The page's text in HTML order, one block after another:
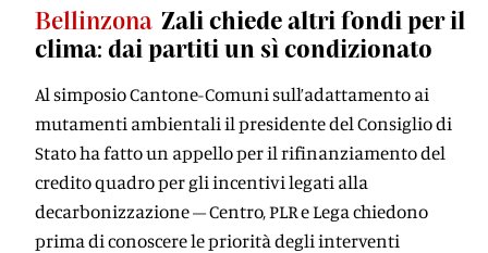
Bellinzona Zali chiede altri fondi per il
clima: dai partiti un sì condizionato
Al simposio Cantone-Comuni sull’adattamento ai
mutamenti ambientali il presidente del Consiglio di
Stato ha fatto un appello per il rifinanziamento del
credito quadro per gli incentivi legati alla
decarbonizzazione – Centro, PLR e Lega chiedono
prima di conoscere le priorità degli interventi